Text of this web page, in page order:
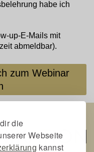
die
Webseite
kannst
habe ich
up-E-Mails mit
abmeldbar).
zum Webinar